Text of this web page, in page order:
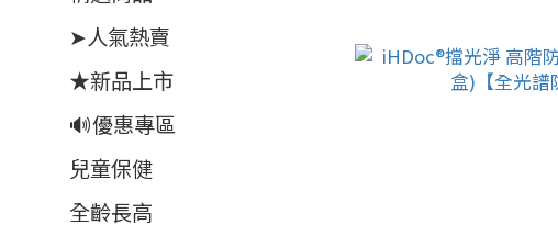
➤人氣熱賣
★新品上市
🔊優惠專區
兒童保健
全齡長高